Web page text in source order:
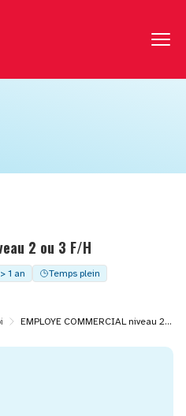
2 ou 3 F/H
> 1 an
Temps plein
EMPLOYE COMMERCIAL niveau 2 ou 3 F/H